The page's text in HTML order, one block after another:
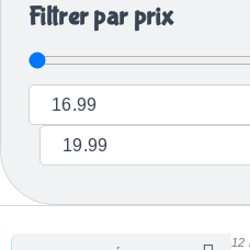
Filtrer par prix
12